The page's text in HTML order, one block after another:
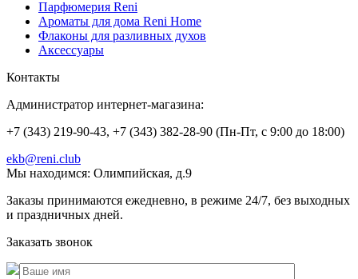
Парфюмерия Reni
Ароматы для дома Reni Home
Флаконы для разливных духов
Аксессуары
Контакты
Администратор интернет-магазина:
+7 (343) 219-90-43, +7 (343) 382-28-90 (Пн-Пт, с 9:00 до 18:00)
ekb@reni.club
Мы находимся: Олимпийская, д.9
Заказы принимаются ежедневно, в режиме 24/7, без выходных
и праздничных дней.
Заказать звонок